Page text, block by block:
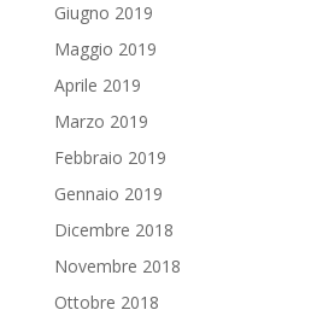
Giugno 2019
Maggio 2019
Aprile 2019
Marzo 2019
Febbraio 2019
Gennaio 2019
Dicembre 2018
Novembre 2018
Ottobre 2018